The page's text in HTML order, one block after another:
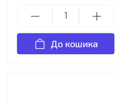
До кошика